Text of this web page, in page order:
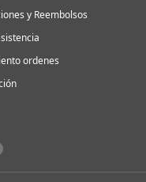
y Reembolsos
ordenes